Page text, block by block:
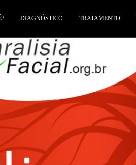
DIAGNÓSTICO TRATAMENTO